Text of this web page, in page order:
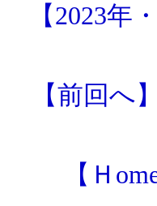
【2023年
【前回へ
【Ｈ